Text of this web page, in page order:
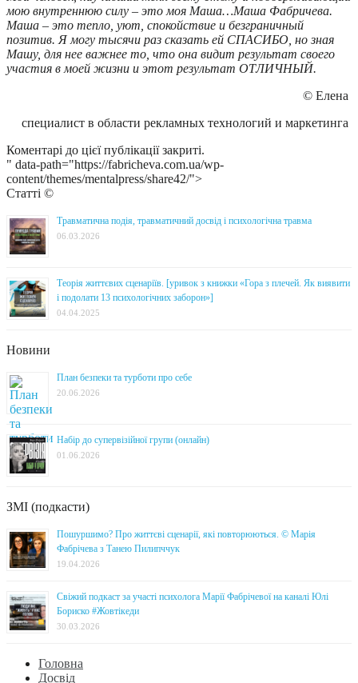
мою внутреннюю силу – это моя Маша…Маша Фабричева.
Маша – это тепло, уют, спокойствие и безграничный
позитив. Я могу тысячи раз сказать ей СПАСИБО, но зная
Машу, для нее важнее то, что она видит результат своего
участия в моей жизни и этот результат ОТЛИЧНЫЙ.
© Елена
специалист в области рекламных технологий и маркетинга
Коментарі до цієї публікації закриті.
" data-path="https://fabricheva.com.ua/wp-
content/themes/mentalpress/share42/">
Статті ©
Травматична подія, травматичний досвід і психологічна травма
06.03.2026
Теорія життєвих сценаріїв. [уривок з книжки «Гора з плечей. Як виявити
і подолати 13 психологічних заборон»]
04.04.2025
Новини
План безпеки та турботи про себе
20.06.2026
Набір до супервізійної групи (онлайн)
01.06.2026
ЗМІ (подкасти)
Пошуршимо? Про життєві сценарії, які повторюються. © Марія
Фабрічева з Танею Пилипччук
19.04.2026
Свіжий подкаст за участі психолога Марії Фабрічевої на каналі Юлі
Бориско #Жовтікеди
30.03.2026
Головна
Досвід